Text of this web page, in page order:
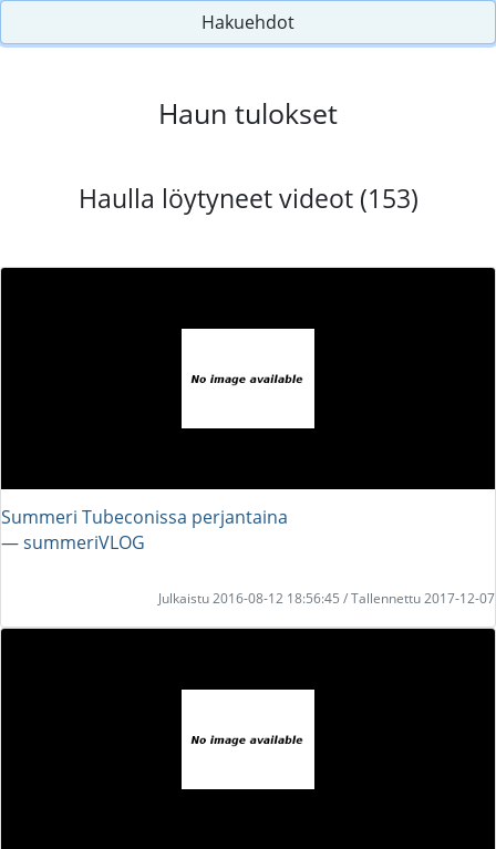
Hakuehdot
Haun tulokset
Haulla löytyneet videot (153)
Summeri Tubeconissa perjantaina
― summeriVLOG
Julkaistu 2016-08-12 18:56:45 / Tallennettu 2017-12-07